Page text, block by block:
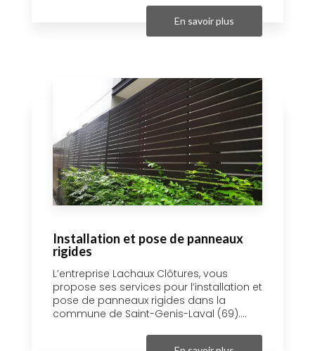
En savoir plus
Installation et pose de panneaux
rigides
L’entreprise Lachaux Clôtures, vous
propose ses services pour l’installation et
pose de panneaux rigides dans la
commune de Saint-Genis-Laval (69)....